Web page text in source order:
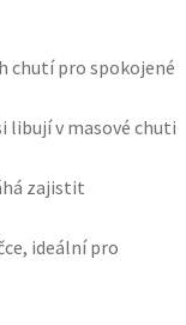
chutí pro spokojené
libují v masové chuti
zajistit
ideální pro